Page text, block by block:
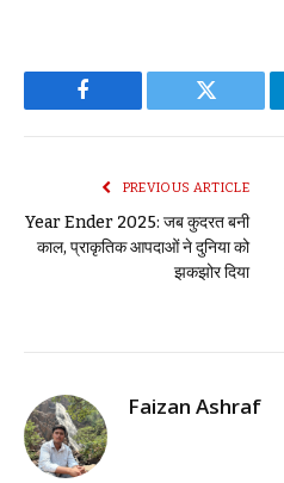
Facebook Twitter
PREVIOUS ARTICLE
Year Ender 2025: जब कुदरत बनी
काल, प्राकृतिक आपदाओं ने दुनिया को
झकझोर दिया
Faizan Ashraf